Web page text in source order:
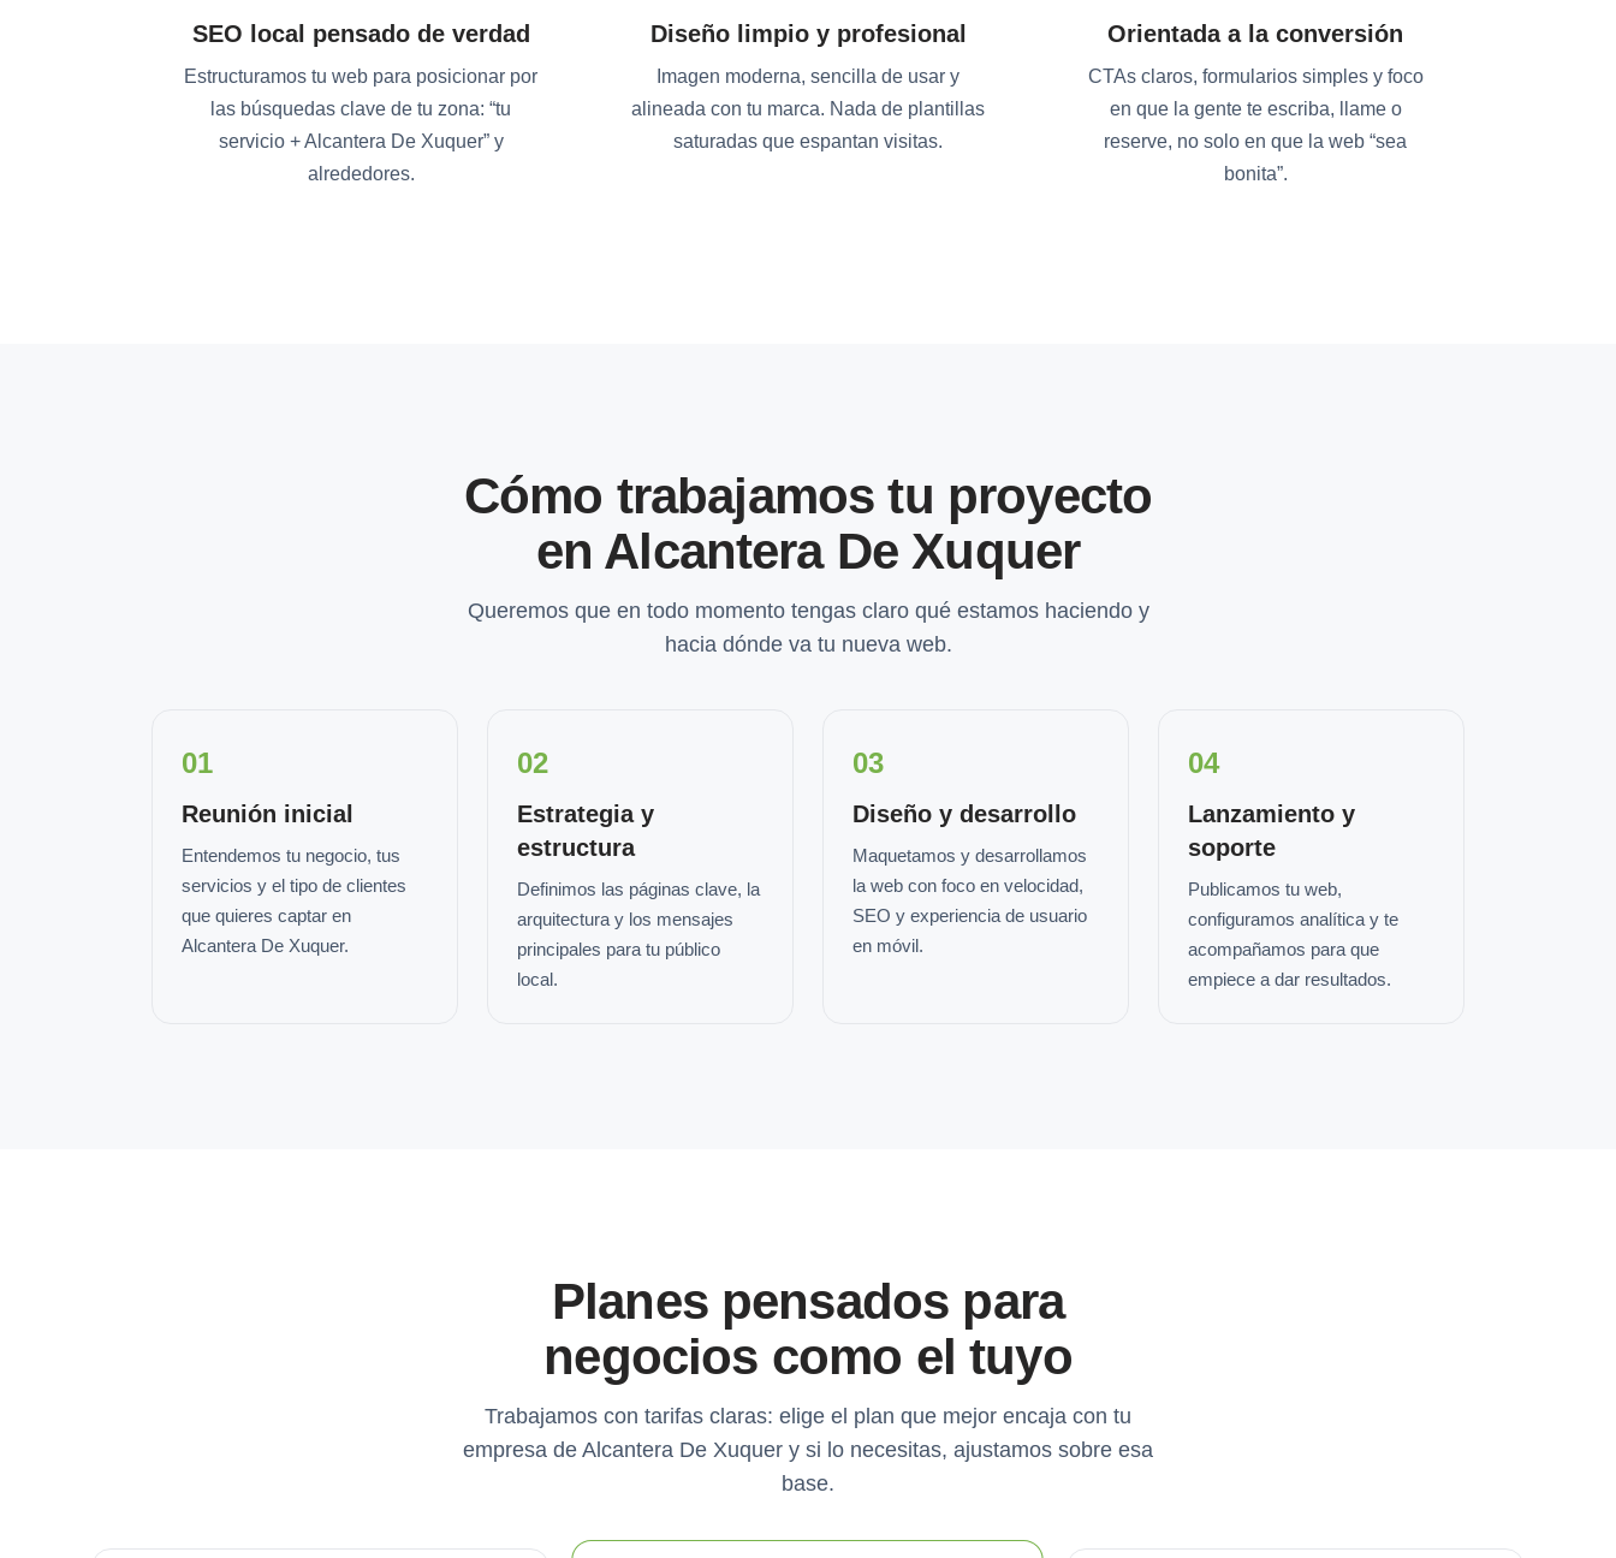
SEO local pensado de verdad
Estructuramos tu web para posicionar por
las búsquedas clave de tu zona: “tu
servicio + Alcantera De Xuquer” y
alrededores.
Diseño limpio y profesional
Imagen moderna, sencilla de usar y
alineada con tu marca. Nada de plantillas
saturadas que espantan visitas.
Orientada a la conversión
CTAs claros, formularios simples y foco
en que la gente te escriba, llame o
reserve, no solo en que la web “sea
bonita”.
Cómo trabajamos tu proyecto
en Alcantera De Xuquer
Queremos que en todo momento tengas claro qué estamos haciendo y
hacia dónde va tu nueva web.
01
Reunión inicial
Entendemos tu negocio, tus
servicios y el tipo de clientes
que quieres captar en
Alcantera De Xuquer.
02
Estrategia y
estructura
Definimos las páginas clave, la
arquitectura y los mensajes
principales para tu público
local.
03
Diseño y desarrollo
Maquetamos y desarrollamos
la web con foco en velocidad,
SEO y experiencia de usuario
en móvil.
04
Lanzamiento y
soporte
Publicamos tu web,
configuramos analítica y te
acompañamos para que
empiece a dar resultados.
Planes pensados para
negocios como el tuyo
Trabajamos con tarifas claras: elige el plan que mejor encaja con tu
empresa de Alcantera De Xuquer y si lo necesitas, ajustamos sobre esa
base.